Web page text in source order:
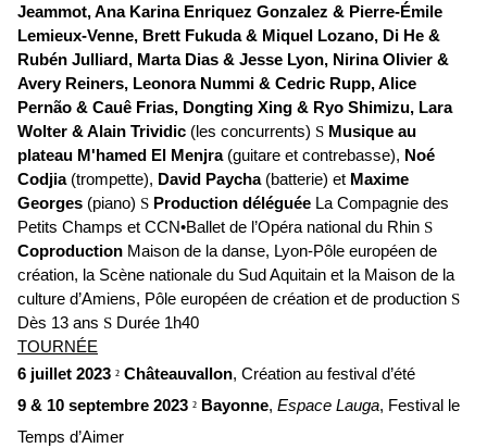
Jeammot,Ana Karina Enriquez Gonzalez & Pierre-Émile
Lemieux-Venne, Brett Fukuda& Miquel Lozano, Di He &
Rubén Julliard, Marta Dias & Jesse Lyon, Nirina Olivier &
Avery Reiners, Leonora Nummi & Cedric Rupp,Alice
Pernão & Cauê Frias, Dongting Xing & Ryo Shimizu, Lara
Wolter &Alain Trividic (les concurrents) S Musique au
plateau M'hamed El Menjra (guitare et contrebasse), Noé
Codjia (trompette), David Paycha (batterie) et Maxime
Georges (piano) S Production déléguée La Compagnie des
Petits Champs et CCN•Ballet de l’Opéra national du Rhin S
Coproduction Maison de la danse, Lyon-Pôle européen de
création, la Scène nationale du Sud Aquitain et la Maison de la
culture d’Amiens, Pôle européen de création et de production S
Dès 13 ans S Durée 1h40
TOURNÉE
6 juillet 2023 ² Châteauvallon, Création au festival d’été
9 & 10 septembre 2023 ² Bayonne, Espace Lauga, Festival le
Temps d’Aimer